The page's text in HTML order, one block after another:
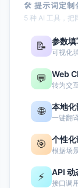
🛠 提示词定制
5 种 AI 工具，把
📝 参数
可视化
💬 Web
转为交
🌐 本地
一键翻
🎯 个性
根据场
⚡ API 动
接口调